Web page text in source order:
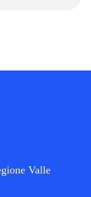
Valle